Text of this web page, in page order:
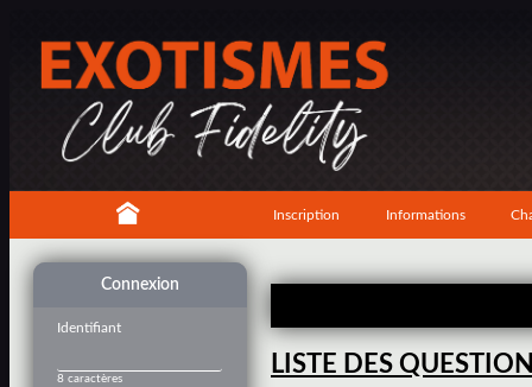
Inscription Informations
Connexion
Identifiant
8 caractères
LISTE DES